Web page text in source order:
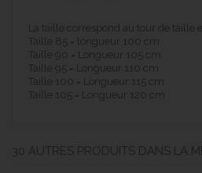
La taille correspond au tour de taille
Taille 85 = longueur 100 cm
Taille 90 = Longueur 105 cm
Taille 95 = Longueur 110 cm
Taille 100 = Longueur 115 cm
Taille 105 = Longueur 120 cm
30 AUTRES PRODUITS DANS LA